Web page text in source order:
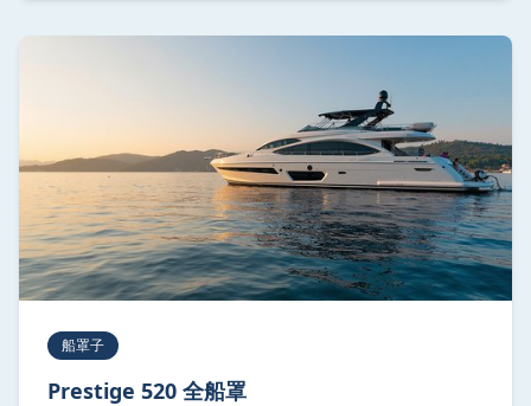
船罩子
Prestige 520 全船罩